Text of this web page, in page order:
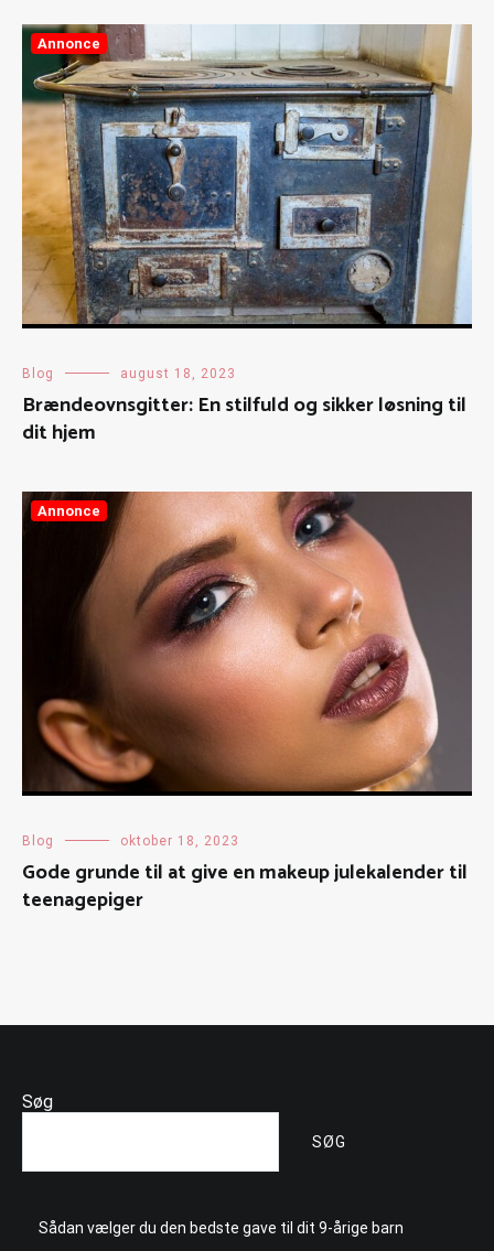
Annonce
Blog august 18, 2023
Brændeovnsgitter: En stilfuld og sikker løsning til
dit hjem
Annonce
Blog oktober 18, 2023
Gode grunde til at give en makeup julekalender til
teenagepiger
Søg
SØG
Sådan vælger du den bedste gave til dit 9-årige barn